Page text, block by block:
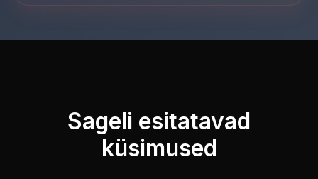
Sageli esitatavad
küsimused